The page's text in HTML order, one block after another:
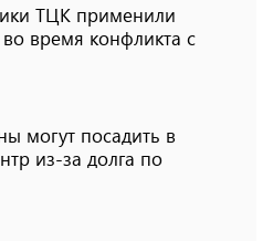
ТЦК применили
время конфликта с
могут посадить в
из-за долга по